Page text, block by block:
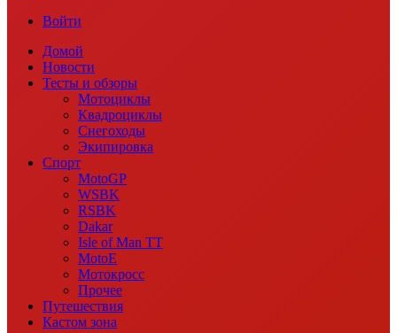
Войти
Домой
Новости
Тесты и обзоры
Мотоциклы
Квадроциклы
Снегоходы
Экипировка
Спорт
MotoGP
WSBK
RSBK
Dakar
Isle of Man TT
MotoE
Мотокросс
Прочее
Путешествия
Кастом зона